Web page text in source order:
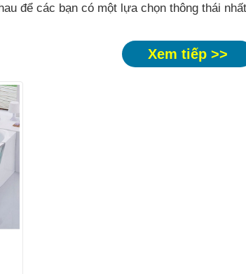
để các bạn có một lựa chọn thông thái
Xem tiếp >>